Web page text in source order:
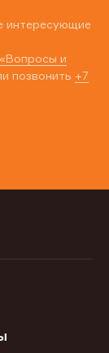
интересующие
«Вопросы и
позвонить +7